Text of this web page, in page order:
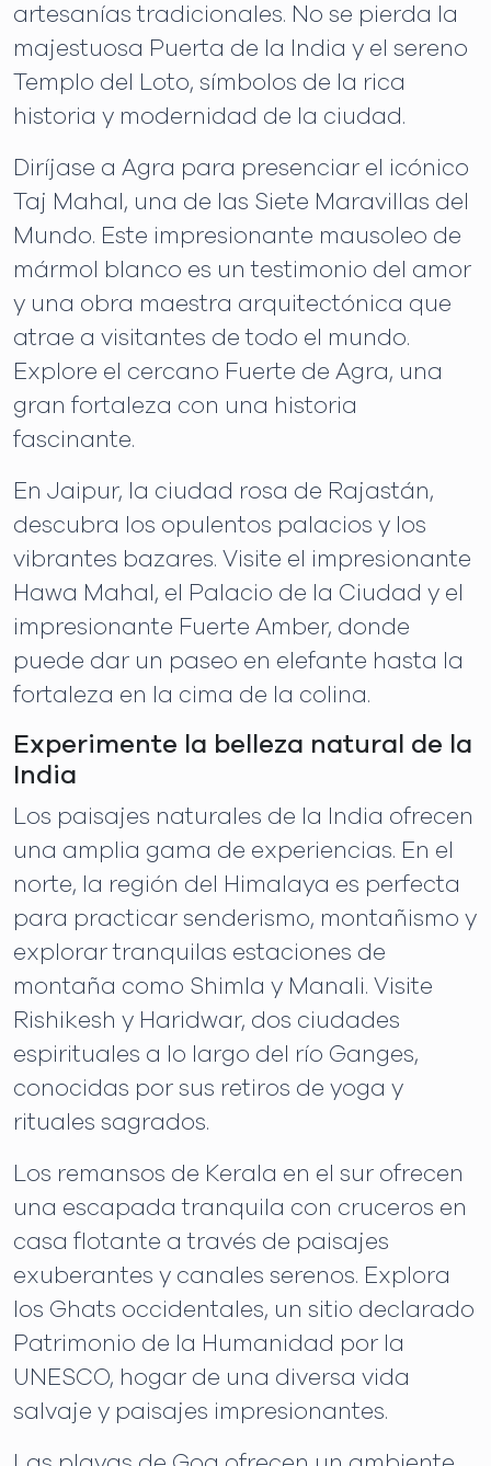
artesanías tradicionales. No se pierda la
majestuosa Puerta de la India y el sereno
Templo del Loto, símbolos de la rica
historia y modernidad de la ciudad.
Diríjase a Agra para presenciar el icónico
Taj Mahal, una de las Siete Maravillas del
Mundo. Este impresionante mausoleo de
mármol blanco es un testimonio del amor
y una obra maestra arquitectónica que
atrae a visitantes de todo el mundo.
Explore el cercano Fuerte de Agra, una
gran fortaleza con una historia
fascinante.
En Jaipur, la ciudad rosa de Rajastán,
descubra los opulentos palacios y los
vibrantes bazares. Visite el impresionante
Hawa Mahal, el Palacio de la Ciudad y el
impresionante Fuerte Amber, donde
puede dar un paseo en elefante hasta la
fortaleza en la cima de la colina.
Experimente la belleza natural de la
India
Los paisajes naturales de la India ofrecen
una amplia gama de experiencias. En el
norte, la región del Himalaya es perfecta
para practicar senderismo, montañismo y
explorar tranquilas estaciones de
montaña como Shimla y Manali. Visite
Rishikesh y Haridwar, dos ciudades
espirituales a lo largo del río Ganges,
conocidas por sus retiros de yoga y
rituales sagrados.
Los remansos de Kerala en el sur ofrecen
una escapada tranquila con cruceros en
casa flotante a través de paisajes
exuberantes y canales serenos. Explora
los Ghats occidentales, un sitio declarado
Patrimonio de la Humanidad por la
UNESCO, hogar de una diversa vida
salvaje y paisajes impresionantes.